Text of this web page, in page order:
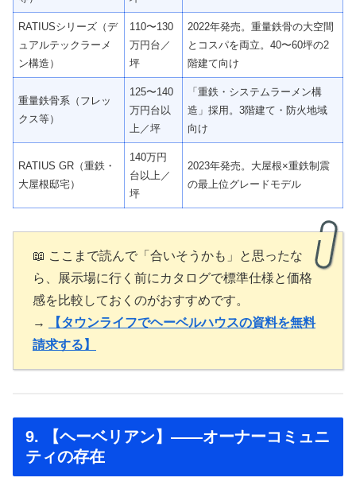
RATIUSシリーズ（デ
ュアルテックラーメ
ン構造）
110〜130
万円台／
坪
2022年発売。重量鉄骨の大空間
とコスパを両立。40〜60坪の2
階建て向け
重量鉄骨系（フレッ
クス等）
125〜140
万円台以
上／坪
「重鉄・システムラーメン構
造」採用。3階建て・防火地域
向け
RATIUS GR（重鉄・
大屋根邸宅）
140万円
台以上／
坪
2023年発売。大屋根×重鉄制震
の最上位グレードモデル
📖 ここまで読んで「合いそうかも」と思ったな
ら、展示場に行く前にカタログで標準仕様と価格
感を比較しておくのがおすすめです。
→
【タウンライフでヘーベルハウスの資料を無料
請求する】
9. 【ヘーベリアン】——オーナーコミュニ
ティの存在